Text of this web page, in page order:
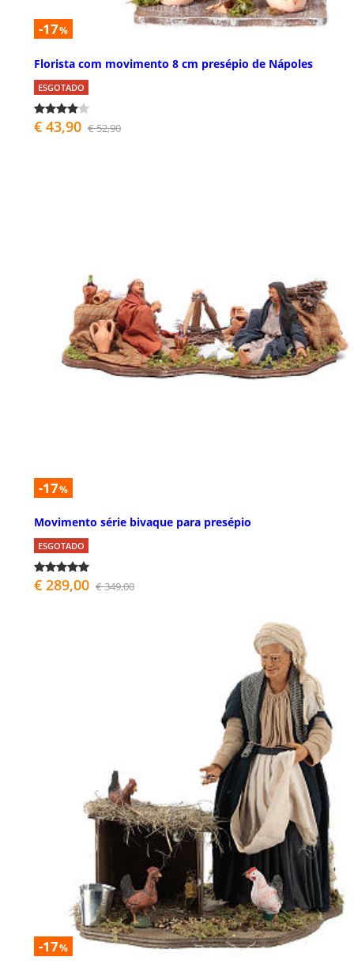
-17%
Florista com movimento 8 cm presépio de Nápoles
ESGOTADO
€ 43,90 € 52,90
-17%
Movimento série bivaque para presépio
ESGOTADO
€ 289,00 € 349,00
-17%